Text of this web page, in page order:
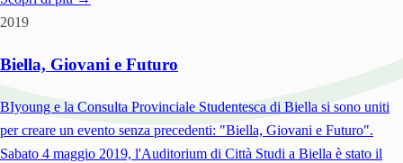
2019
Biella, Giovani e Futuro
BIyoung e la Consulta Provinciale Studentesca di Biella si sono uniti
per creare un evento senza precedenti: "Biella, Giovani e Futuro".
Sabato 4 maggio 2019, l'Auditorium di Città Studi a Biella è stato il